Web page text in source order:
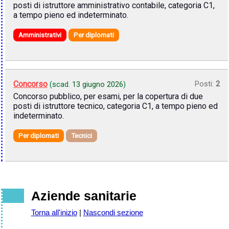
posti di istruttore amministrativo contabile, categoria C1,
a tempo pieno ed indeterminato.
Amministrativi Per diplomati
Concorso (scad. 13 giugno 2026) Posti: 2
Concorso pubblico, per esami, per la copertura di due
posti di istruttore tecnico, categoria C1, a tempo pieno ed
indeterminato.
Per diplomati Tecnici
Aziende sanitarie
Torna all'inizio| Nascondi sezione